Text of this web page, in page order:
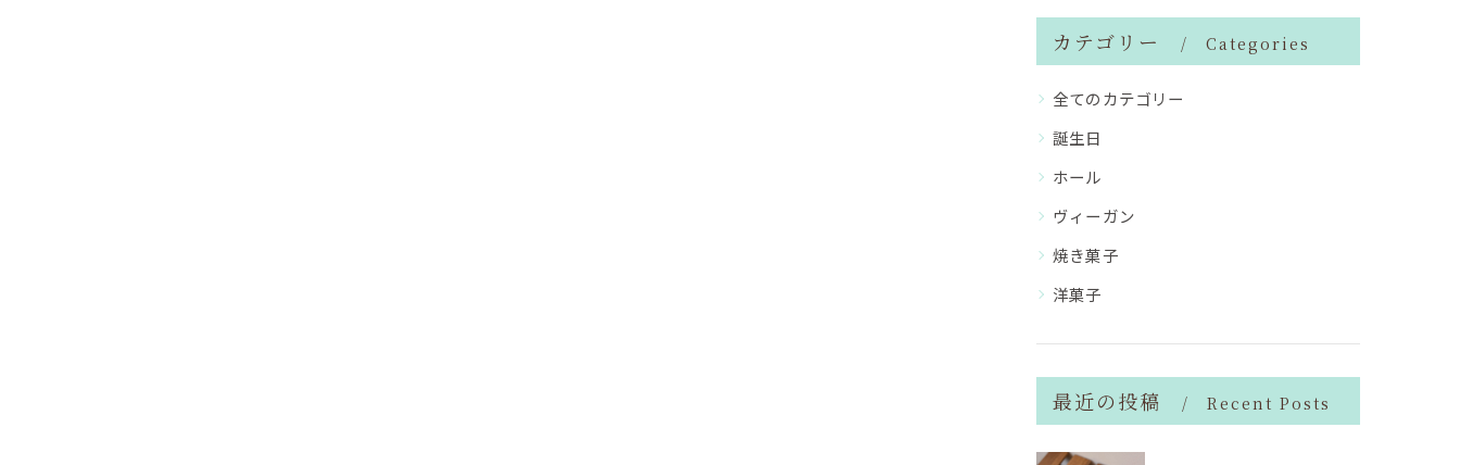
カテゴリー Categories
全てのカテゴリー
誕生日
ホール
ヴィーガン
焼き菓子
洋菓子
最近の投稿 Recent Posts